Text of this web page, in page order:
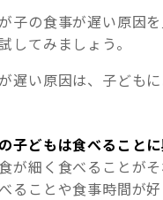
子の食事が遅い原因
してみましょう。
遅い原因は、子ども
どもは食べることに
が細く食べることが
ることや食事時間が